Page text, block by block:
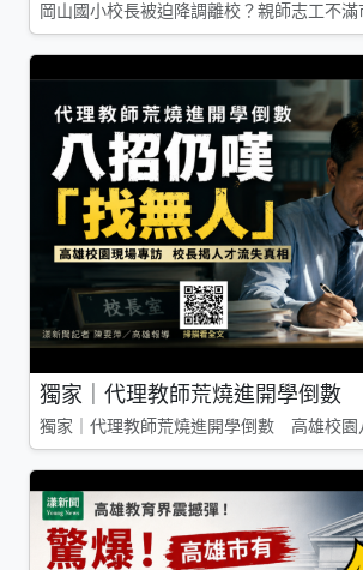
岡山國小校長被迫降調離校？親師志工不
獨家｜代理教師荒燒進開學倒數
獨家｜代理教師荒燒進開學倒數 高雄校園